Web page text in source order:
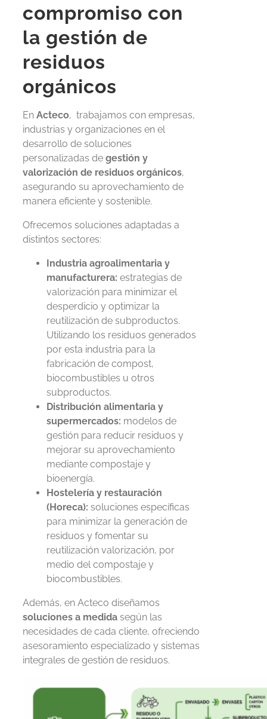
compromiso con
la gestión de
residuos
orgánicos
En Acteco, trabajamos con empresas,
industrias y organizaciones en el
desarrollo de soluciones
personalizadas de gestión y
valorización de residuos orgánicos,
asegurando su aprovechamiento de
manera eficiente y sostenible.
Ofrecemos soluciones adaptadas a
distintos sectores:
Industria agroalimentaria y
manufacturera: estrategias de
valorización para minimizar el
desperdicio y optimizar la
reutilización de subproductos.
Utilizando los residuos generados
por esta industria para la
fabricación de compost,
biocombustibles u otros
subproductos.
Distribución alimentaria y
supermercados: modelos de
gestión para reducir residuos y
mejorar su aprovechamiento
mediante compostaje y
bioenergía.
Hostelería y restauración
(Horeca): soluciones específicas
para minimizar la generación de
residuos y fomentar su
reutilización valorización, por
medio del compostaje y
biocombustibles.
Además, en Acteco diseñamos
soluciones a medida según las
necesidades de cada cliente, ofreciendo
asesoramiento especializado y sistemas
integrales de gestión de residuos.